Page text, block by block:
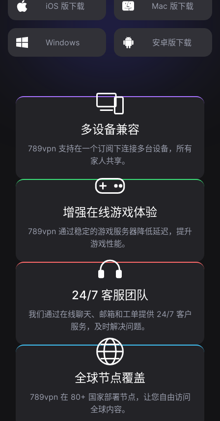
iOS 版下载 Mac 版下载
Windows 安卓版下载
多设备兼容
789vpn 支持在一个订阅下连接多台设备，所有
家人共享。
增强在线游戏体验
789vpn 通过稳定的游戏服务器降低延迟，提升
游戏性能。
24/7 客服团队
我们通过在线聊天、邮箱和工单提供 24/7 客户
服务，及时解决问题。
全球节点覆盖
789vpn 在 80+ 国家部署节点，让您自由访问
全球内容。